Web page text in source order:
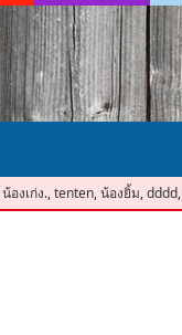
น้องเก่ง.,tenten,น้องยิ้ม,dddd,